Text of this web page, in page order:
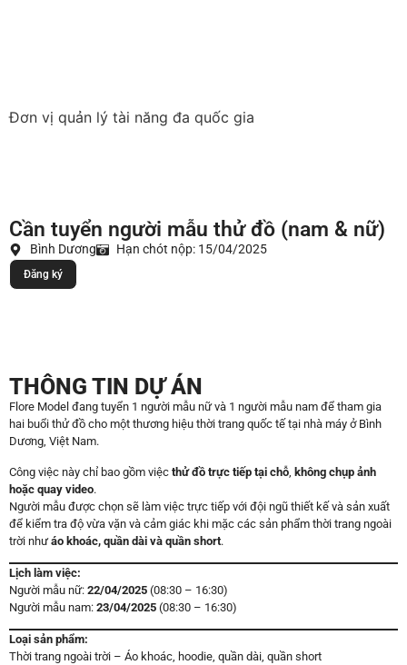
Đơn vị quản lý tài năng đa quốc gia
Cần tuyển người mẫu thử đồ (nam & nữ)
Bình Dương Hạn chót nộp: 15/04/2025
Đăng ký
THÔNG TIN DỰ ÁN
Flore Model đang tuyển 1 người mẫu nữ và 1 người mẫu nam để tham gia
hai buổi thử đồ cho một thương hiệu thời trang quốc tế tại nhà máy ở Bình
Dương, Việt Nam.
Công việc này chỉ bao gồm việc thử đồ trực tiếp tại chỗ không chụp ảnh
hoặc quay video.
Người mẫu được chọn sẽ làm việc trực tiếp với đội ngũ thiết kế và sản xuất
để kiểm tra độ vừa vặn và cảm giác khi mặc các sản phẩm thời trang ngoài
trời nhưáo khoác, quần dài và quần short.
Lịch làm việc:
Người mẫu nữ: 22/04/2025 (08:30 – 16:30)
Người mẫu nam: 23/04/2025 (08:30 – 16:30)
Loại sản phẩm:
Thời trang ngoài trời – Áo khoác, hoodie, quần dài, quần short